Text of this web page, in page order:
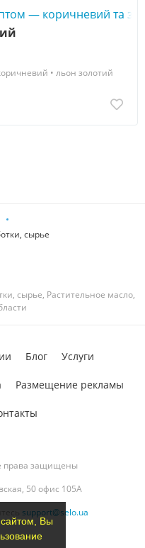
Вы
— коричневий та
• льон золотий
сырье
сырье, Растительное масло,
права защищены
50 офис 105А
support@selo.ua
Блог Услуги
Размещение рекламы